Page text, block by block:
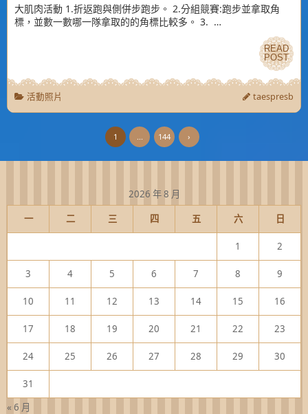
大肌肉活動 1.折返跑與側併步跑步。 2.分組競賽:跑步並拿取角
標，並數一數哪一隊拿取的的角標比較多。 3. …
READ
POST
READ
POST
活動照片 taespresb
1 ... 144 ›
2026 年 8 月
一
二 三 四 五 六 日
« 6 月
1 2
3 4 5 6 7 8 9
10 11 12 13 14 15 16
17 18 19 20 21 22 23
24 25 26 27 28 29 30
31